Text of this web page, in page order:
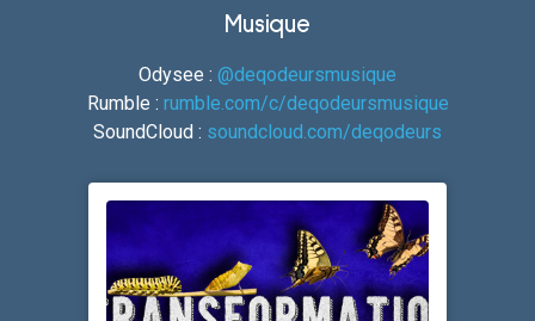
Musique
Odysee : @deqodeursmusique
Rumble : rumble.com/c/deqodeursmusique
SoundCloud : soundcloud.com/deqodeurs